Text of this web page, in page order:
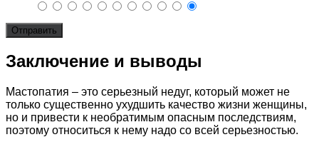
Заключение и выводы
Мастопатия – это серьезный недуг, который может не
только существенно ухудшить качество жизни женщины,
но и привести к необратимым опасным последствиям,
поэтому относиться к нему надо со всей серьезностью.